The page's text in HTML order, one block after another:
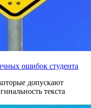
ошибок студента
допускают
текста